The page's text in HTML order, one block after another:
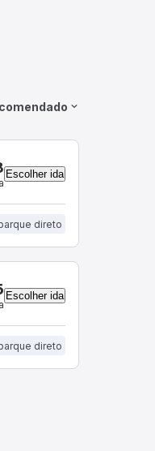
Escolher ida
direto
Escolher ida
direto